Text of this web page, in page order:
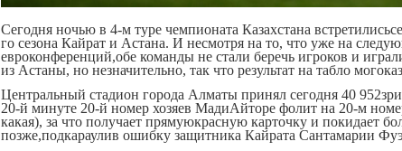
Сегодня ночью в 4-м туре чемпионата Казахстана
го сезона Кайрат и Астана. И несмотря на то, что уже на
евроконференций,обе команды не стали беречь игроков и
из Астаны, но незначительно, так что результат на табло
Центральный стадион города Алматы принял сегодня 40
20-й минуте 20-й номер хозяев МадиАйторе фолит на 20-м
какая), за что получает прямуюкрасную карточку и покидает
позже,подкараулив ошибку защитника Кайрата Сантамарии